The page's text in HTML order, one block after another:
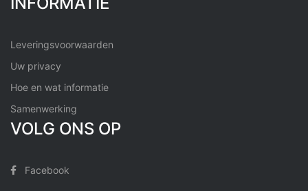
Leveringsvoorwaarden
Uw privacy
Hoe en wat informatie
Samenwerking
VOLG ONS OP
Facebook